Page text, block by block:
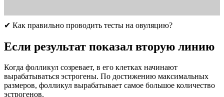
✔ Как правильно проводить тесты на овуляцию?
Если результат показал вторую линию
Когда фолликул созревает, в его клетках начинают
вырабатываться эстрогены. По достижению максимальных
размеров, фолликул вырабатывает самое большое количество
эстрогенов.